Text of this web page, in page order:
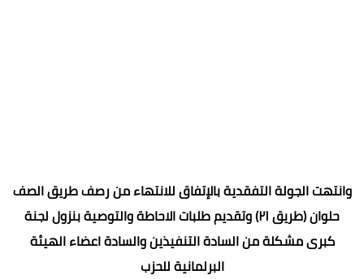
وانتهت الجولة التفقدية بالإتفاق للانتهاء من رصف طريق الصف
حلوان (طريق ٢١) وتقديم طلبات الاحاطة والتوصية بنزول لجنة
كبرى مشكلة من السادة التنفيذين والسادة اعضاء الهيئة
البرلمانية للحزب